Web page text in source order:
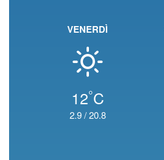
VENERDÌ
12°C
2.9/20.8